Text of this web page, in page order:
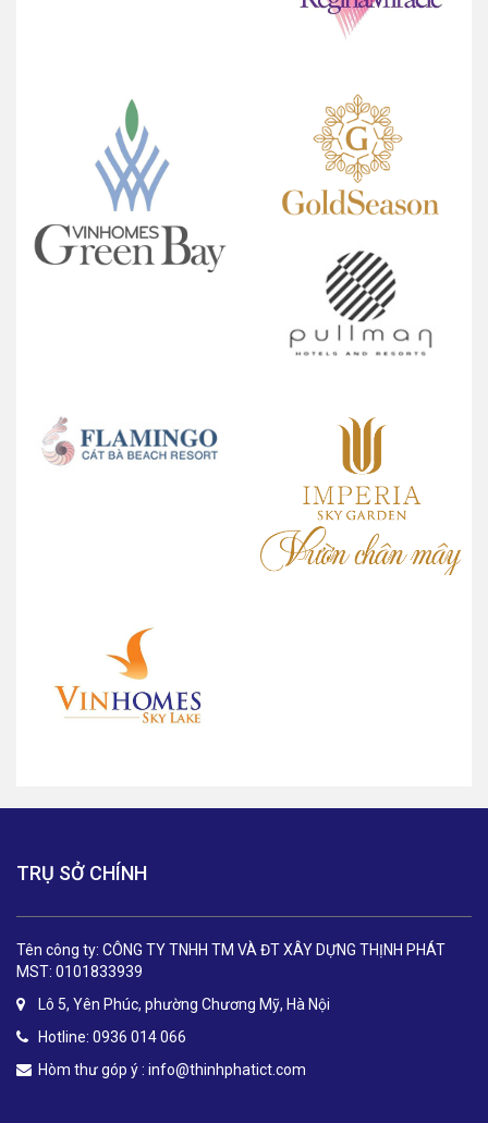
TRỤ SỞ CHÍNH
Tên công ty: CÔNG TY TNHH TM VÀ ĐT XÂY DỰNG THỊNH PHÁT
MST: 0101833939
Lô 5, Yên Phúc, phường Chương Mỹ, Hà Nội
Hotline: 0936 014 066
Hòm thư góp ý : info@thinhphatict.com